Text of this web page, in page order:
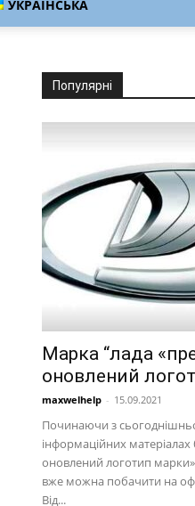
УКРАЇНСЬКА
Популярні
Марка “лада
оновлений
maxwelhelp - 15.09.2021
Починаючи з
інформаційних
оновлений логотип
вже можна побачити на
Від...